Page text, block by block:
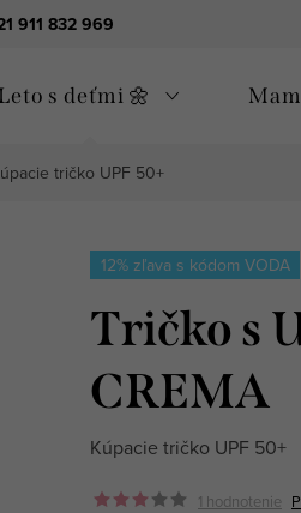
911 832 969
Všeobecné obchodné podmienky
Leto s deťmi 🌼
tričko UPF 50+
12% zľava s kódom VODA
Tričko s
CREMA
Kúpacie tričko UPF 50+
1 hodnotenie